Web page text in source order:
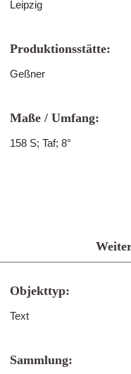
Leipzig
Produktionsstätte:
Geßner
Maße / Umfang:
158 S; Taf; 8°
Objekttyp:
Text
Sammlung: